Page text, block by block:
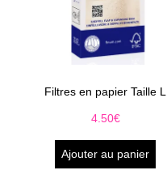
Filtres en papier Taille L
4.50€
Ajouter au panier